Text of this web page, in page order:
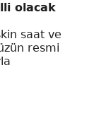
olacak
saat ve
resmi